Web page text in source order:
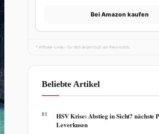
Bei Amazon kaufen
* Affiliate-Links – für dich ändert sich am Preis nichts.
Beliebte Artikel
01
HSV Krise: Abstieg in Sicht? nächste
Leverkusen